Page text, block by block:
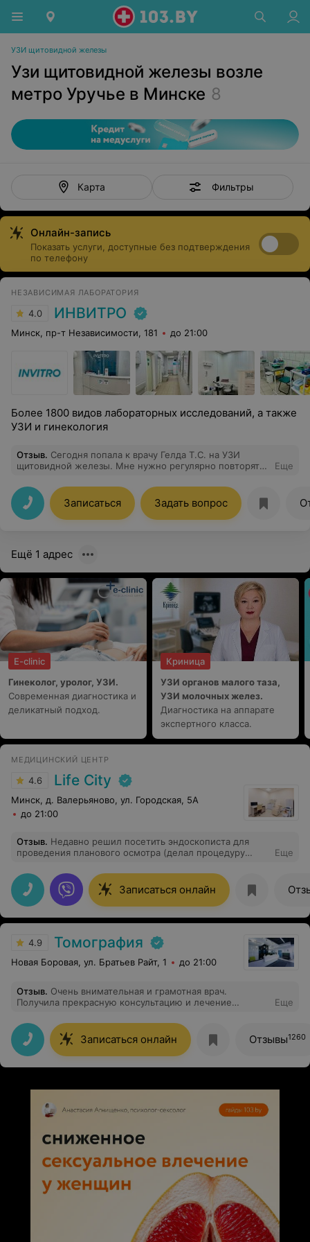
УЗИ щитовидной железы
Узи щитовидной железы возле
метро Уручье в Минске 8
Карта Фильтры
Онлайн-запись
Показать услуги, доступные без подтверждения
по телефону
НЕЗАВИСИМАЯ ЛАБОРАТОРИЯ
4.0 ИНВИТРО
Минск, пр-т Независимости, 181 до 21:00
Более 1800 видов лабораторных исследований, а также
УЗИ и гинекология
Отзыв. Сегодня попала к врачу Гелда Т.С. на УЗИ
щитовидной железы. Мне нужно регулярно повторять
приема. Быстро, четко, с комментариями по существу.
Буду обращаться еще. Рекомендую!
Еще
Записаться Задать вопрос
Ещё 1 адрес
E-clinic
Гинеколог, уролог, УЗИ.
Современная диагностика и
деликатный подход.
Криница
УЗИ органов малого таза,
УЗИ молочных желез.
Диагностика на аппарате
экспертного класса.
МЕДИЦИНСКИЙ ЦЕНТР
4.6 Life City
Минск, д. Валерьяново, ул. Городская, 5А
до 21:00
Отзыв. Недавно решил посетить эндоскописта для
проведения планового осмотра (делал процедуру
Александровну - отличный специалист! Как говорил
Сократ, есть только три профессии от Бога, это лечить,
судить и учить.
Еще
Записаться онлайн
4.9 Томография
Новая Боровая, ул. Братьев Райт, 1 до 21:00
Отзыв. Очень внимательная и грамотная врач.
Получила прекрасную консультацию и лечение
месяцев(шум в ушах из-за мышц). Очень благодарна
Екатерине Викторовне за такое отношение к своей
работе и к пациентам. Даже на картинках мне
объяснили, откуда корень проблемы.
Еще
Записаться онлайн Отзывы1260